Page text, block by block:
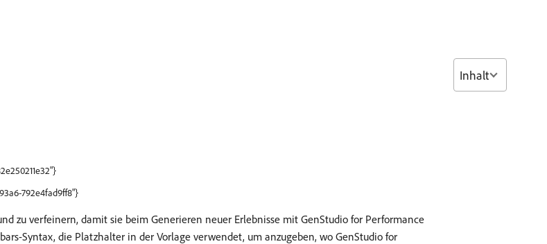
792e4fad9ff8"}
zu verfeinern, damit sie beim Generieren neuer Erlebnisse mit GenStudio for Performance
Syntax, die Platzhalter in der Vorlage verwendet, um anzugeben, wo GenStudio for
Inhalt